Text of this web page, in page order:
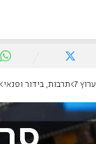
ערוץ 7 תרבות, בידור ופנאי